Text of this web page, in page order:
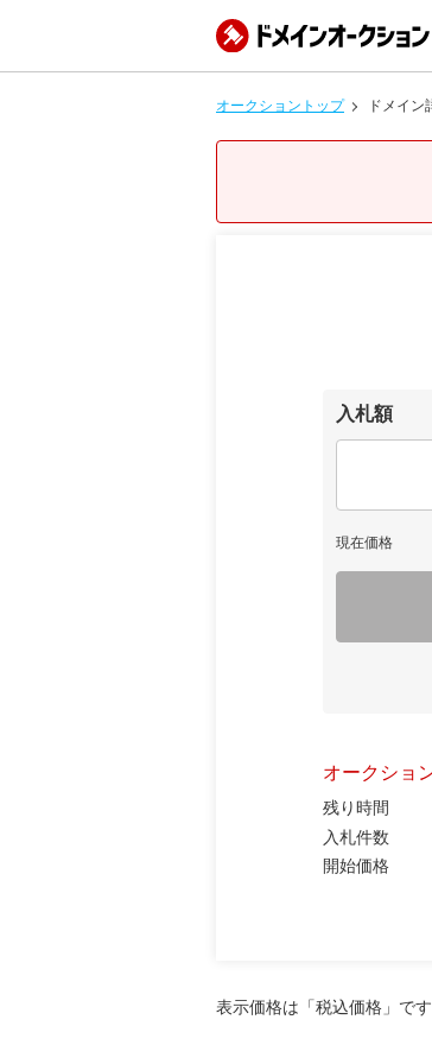
オークショントップ ドメイン
入札額
現在価格
オークショ
残り時間
入札件数
開始価格
表示価格は「税込価格」です